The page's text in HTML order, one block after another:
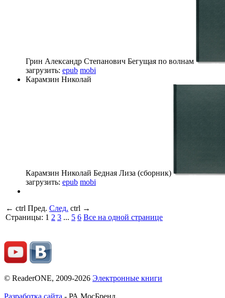
Грин Александр Степанович Бегущая по волнам
загрузить: epub mobi
Карамзин Николай
Карамзин Николай Бедная Лиза (сборник)
загрузить: epub mobi
← ctrl Пред. След. ctrl →
Страницы: 1 2 3 ... 5 6 Все на одной странице
© ReaderONE, 2009-2026 Электронные книги
Разработка сайта - РА МосБренд.